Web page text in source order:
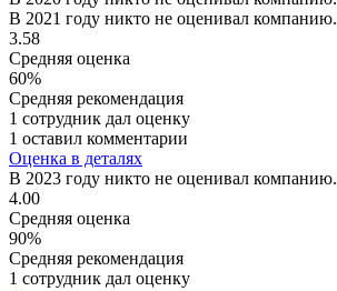
В 2021 году никто не оценивал компанию.
3.58
Средняя оценка
60%
Средняя рекомендация
1 сотрудник дал оценку
1 оставил комментарии
Оценка в деталях
В 2023 году никто не оценивал компанию.
4.00
Средняя оценка
90%
Средняя рекомендация
1 сотрудник дал оценку